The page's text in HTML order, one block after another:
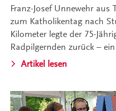
Franz-Josef Unnewehr
zum Katholikentag nach
Kilometer legte der 75-
Radpilgernden zurück –
Artikel lesen